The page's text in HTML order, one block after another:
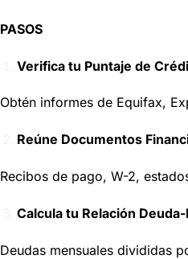
PASOS
Verifica tu Puntaje de
Obtén informes de Equifax,
Reúne Documentos
Recibos de pago, W-2,
Calcula tu Relación
Deudas mensuales divididas